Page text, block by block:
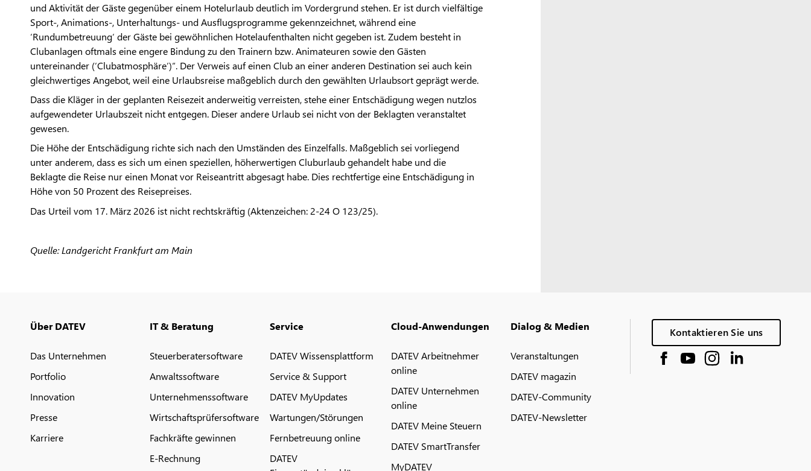
und Aktivität der Gäste gegenüber einem Hotelurlaub deutlich im Vordergrund stehen. Er ist durch vielfältige
Sport-, Animations-, Unterhaltungs- und Ausflugsprogramme gekennzeichnet, während eine
‘Rundumbetreuung‘ der Gäste bei gewöhnlichen Hotelaufenthalten nicht gegeben ist. Zudem besteht in
Clubanlagen oftmals eine engere Bindung zu den Trainern bzw. Animateuren sowie den Gästen
untereinander (‘Clubatmosphäre‘)“. Der Verweis auf einen Club an einer anderen Destination sei auch kein
gleichwertiges Angebot, weil eine Urlaubsreise maßgeblich durch den gewählten Urlaubsort geprägt werde.
Dass die Kläger in der geplanten Reisezeit anderweitig verreisten, stehe einer Entschädigung wegen nutzlos
aufgewendeter Urlaubszeit nicht entgegen. Dieser andere Urlaub sei nicht von der Beklagten veranstaltet
gewesen.
Die Höhe der Entschädigung richte sich nach den Umständen des Einzelfalls. Maßgeblich sei vorliegend
unter anderem, dass es sich um einen speziellen, höherwertigen Cluburlaub gehandelt habe und die
Beklagte die Reise nur einen Monat vor Reiseantritt abgesagt habe. Dies rechtfertige eine Entschädigung in
Höhe von 50 Prozent des Reisepreises.
Das Urteil vom 17. März 2026 ist nicht rechtskräftig (Aktenzeichen: 2-24 O 123/25).
Quelle: Landgericht Frankfurt am Main
Über DATEV
Das Unternehmen
Portfolio
Innovation
Presse
Karriere
IT & Beratung
Steuerberatersoftware
Anwaltssoftware
Unternehmenssoftware
Wirtschaftsprüfersoftware
Fachkräfte gewinnen
E-Rechnung
Service
DATEV Wissensplattform
Service & Support
DATEV MyUpdates
Wartungen/Störungen
Fernbetreuung online
DATEV
Cloud-Anwendungen
DATEV Arbeitnehmer
online
DATEV Unternehmen
online
DATEV Meine Steuern
DATEV SmartTransfer
MyDATEV
Dialog & Medien
Veranstaltungen
DATEV magazin
DATEV-Community
DATEV-Newsletter
Kontaktieren Sie uns